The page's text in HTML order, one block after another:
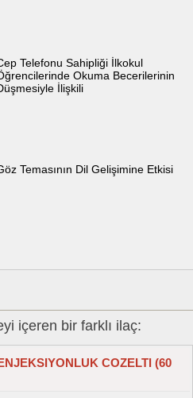
Telefonu Sahipliği İlkokul
Okuma Becerilerinin
İlişkili
Temasının Dil Gelişimine Etkisi
içeren bir farklı ilaç:
COZELTI (60